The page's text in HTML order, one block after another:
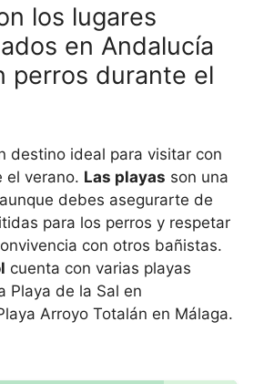
los lugares
en Andalucía
perros durante el
destino ideal para visitar con
el verano. Las playas son una
debes asegurarte de
para los perros y respetar
con otros bañistas.
cuenta con varias playas
Playa de la Sal en
Arroyo Totalán en Málaga.